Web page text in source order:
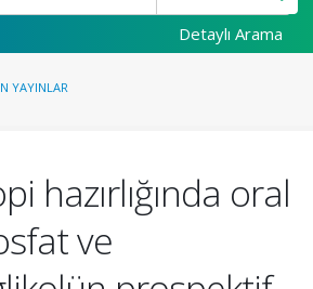
Detaylı Arama
YAYINLAR
hazırlığında oral
ve